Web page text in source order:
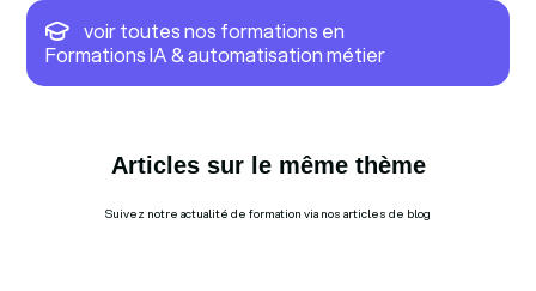
voir toutes nos formations en
Formations IA & automatisation métier
Articles sur le même thème
Suivez notre actualité de formation via nos articles de blog